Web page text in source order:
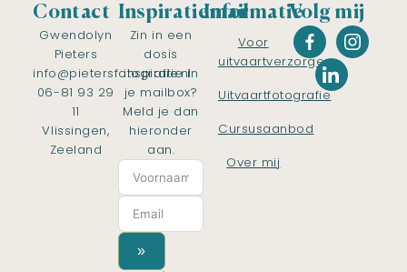
Contact
Gwendolyn
Pieters
info@pietersfotografie.nl
06-81 93 29
11
Vlissingen,
Zeeland
Inspiratiemail
Zin in een
dosis
inspiratie in
je mailbox?
Meld je dan
hieronder
aan.
»
Informatie
Voor
uitvaartverzorgers
Uitvaartfotografie
Cursusaanbod
Over mij
Volg mij